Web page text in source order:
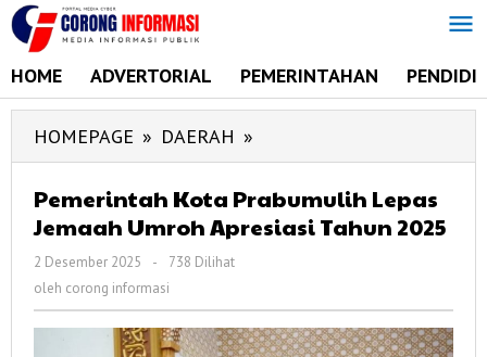
Lewati
ke
konten
HOME ADVERTORIAL PEMERINTAHAN
HOMEPAGE » DAERAH »
Kota
Prabumulih
Lepas
Apresiasi
Tahun
Pemerintah Kota Prabumulih Lepas
Jemaah Umroh Apresiasi Tahun 2025
2 Desember 2025
oleh
corong
-
738 Dilihat
oleh corong informasi